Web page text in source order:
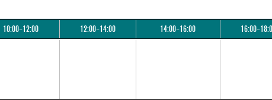
10:00–12:00 12:00–14:00 14:00–16:00